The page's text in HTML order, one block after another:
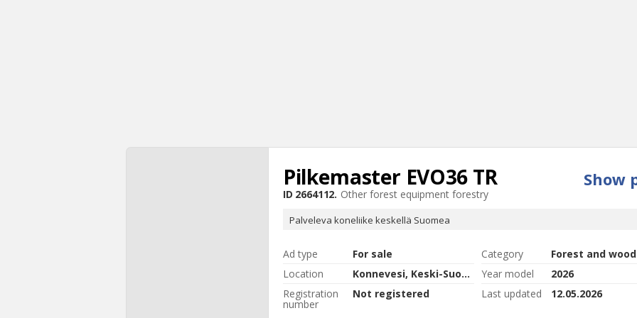
Show
Pilkemaster EVO36 TR
ID 2664112. Other forest equipment forestry
Palveleva koneliike keskellä Suomea
Ad type For sale Category
Forest and wood
Location
Konnevesi, Keski-Suomi Year model
2026
Registration
number
Not registered Last updated 12.05.2026